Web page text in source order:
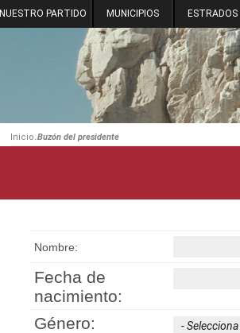
NUESTRO PARTIDO MUNICIPIOS ESTRADOS
Inicio.Buzón del presidente
Nombre:
Fecha de
nacimiento:
Género: